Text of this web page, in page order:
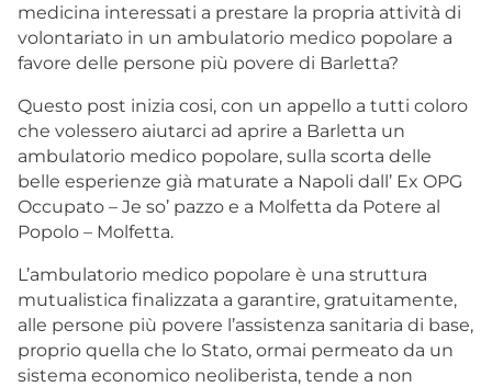
medicina interessati a prestare la propria attività di
volontariato in un ambulatorio medico popolare a
favore delle persone più povere di Barletta?
Questo post inizia cosi, con un appello a tutti coloro
che volessero aiutarci ad aprire a Barletta un
ambulatorio medico popolare, sulla scorta delle
belle esperienze già maturate a Napoli dall’ Ex OPG
Occupato – Je so’ pazzo e a Molfetta da Potere al
Popolo – Molfetta.
L’ambulatorio medico popolare è una struttura
mutualistica finalizzata a garantire, gratuitamente,
alle persone più povere l’assistenza sanitaria di base,
proprio quella che lo Stato, ormai permeato da un
sistema economico neoliberista, tende a non